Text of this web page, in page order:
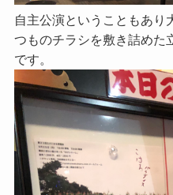
自主公演ということもあり
つものチラシを敷き詰めた
です。